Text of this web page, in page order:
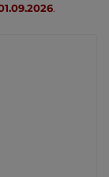
.